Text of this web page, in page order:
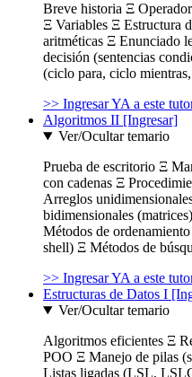
Breve historia Ξ
Ξ Variables Ξ Estructura
aritméticas Ξ Enunciado
decisión (sentencias
(ciclo para, ciclo
>> Ingresar YA a este
Algoritmos II [Ingresar]
Ver/Ocultar temario
Prueba de escritorio Ξ
con cadenas Ξ
Arreglos
bidimensionales
Métodos de
shell) Ξ Métodos de
>> Ingresar YA a este
Estructuras de Datos I
Ver/Ocultar temario
Algoritmos eficientes Ξ
POO Ξ Manejo de pilas
Listas ligadas (LSL,